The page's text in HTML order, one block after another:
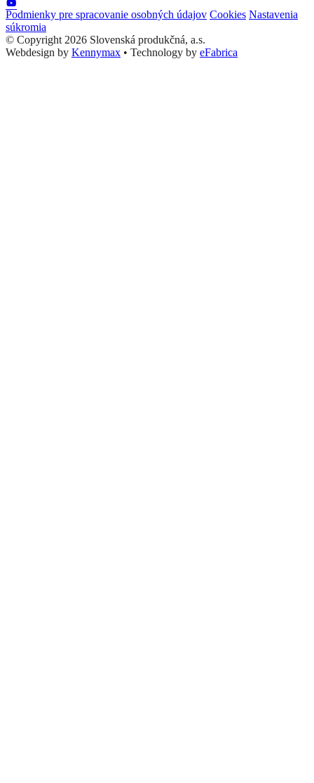
Podmienky pre spracovanie osobných údajov Cookies Nastavenia
súkromia
© Copyright 2026 Slovenská produkčná, a.s.
Webdesign by Kennymax • Technology by eFabrica